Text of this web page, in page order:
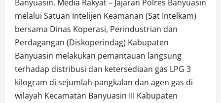
Banyuasin, Media Rakyat – Jajaran Polres Banyuasin
melalui Satuan Intelijen Keamanan (Sat Intelkam)
bersama Dinas Koperasi, Perindustrian dan
Perdagangan (Diskoperindag) Kabupaten
Banyuasin melakukan pemantauan langsung
terhadap distribusi dan ketersediaan gas LPG 3
kilogram di sejumlah pangkalan dan agen gas di
wilayah Kecamatan Banyuasin III Kabupaten